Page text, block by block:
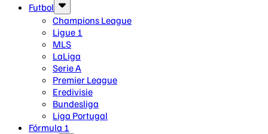
Futbol
Champions League
Ligue 1
MLS
LaLiga
Serie A
Premier League
Eredivisie
Bundesliga
Liga Portugal
Fórmula 1